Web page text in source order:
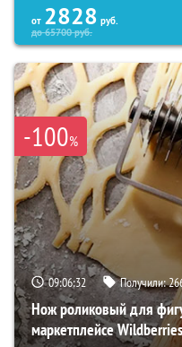
от 2828 руб.
до65700руб.
-100%
09:06:31 Получили:
Нож роликовый для
маркетплейсе Wildberries